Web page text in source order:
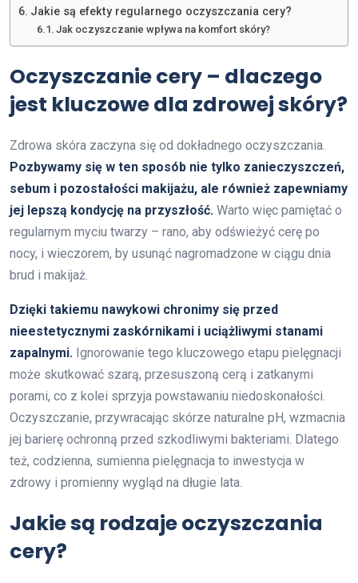
Jakie są efekty regularnego oczyszczania cery?
Jak oczyszczanie wpływa na komfort skóry?
Oczyszczanie cery – dlaczego
jest kluczowe dla zdrowej skóry?
Zdrowa skóra zaczyna się od dokładnego oczyszczania.
Pozbywamy się w ten sposób nie tylko zanieczyszczeń,
sebum i pozostałości makijażu, ale również zapewniamy
jej lepszą kondycję na przyszłość. Warto więc pamiętać o
regularnym myciu twarzy – rano, aby odświeżyć cerę po
nocy, i wieczorem, by usunąć nagromadzone w ciągu dnia
brud i makijaż.
Dzięki takiemu nawykowi chronimy się przed
nieestetycznymi zaskórnikami i uciążliwymi stanami
zapalnymi. Ignorowanie tego kluczowego etapu pielęgnacji
może skutkować szarą, przesuszoną cerą i zatkanymi
porami, co z kolei sprzyja powstawaniu niedoskonałości.
Oczyszczanie, przywracając skórze naturalne pH, wzmacnia
jej barierę ochronną przed szkodliwymi bakteriami. Dlatego
też, codzienna, sumienna pielęgnacja to inwestycja w
zdrowy i promienny wygląd na długie lata.
Jakie są rodzaje oczyszczania
cery?